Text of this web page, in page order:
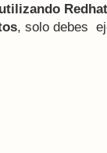
, solo debes